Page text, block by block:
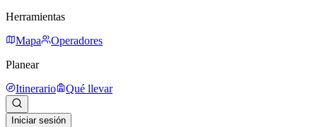
Herramientas
Mapa
Operadores
Planear
Itinerario
Qué llevar
Iniciar sesión